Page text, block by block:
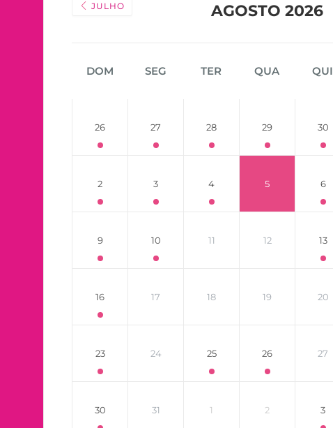
JULHO AGOSTO 2026
DOM SEG TER QUA QUI
26 27 28 29 30
2 3 4 5 6
9 10 11 12 13
16 17 18 19 20
23 24 25 26 27
30 31 1 2 3